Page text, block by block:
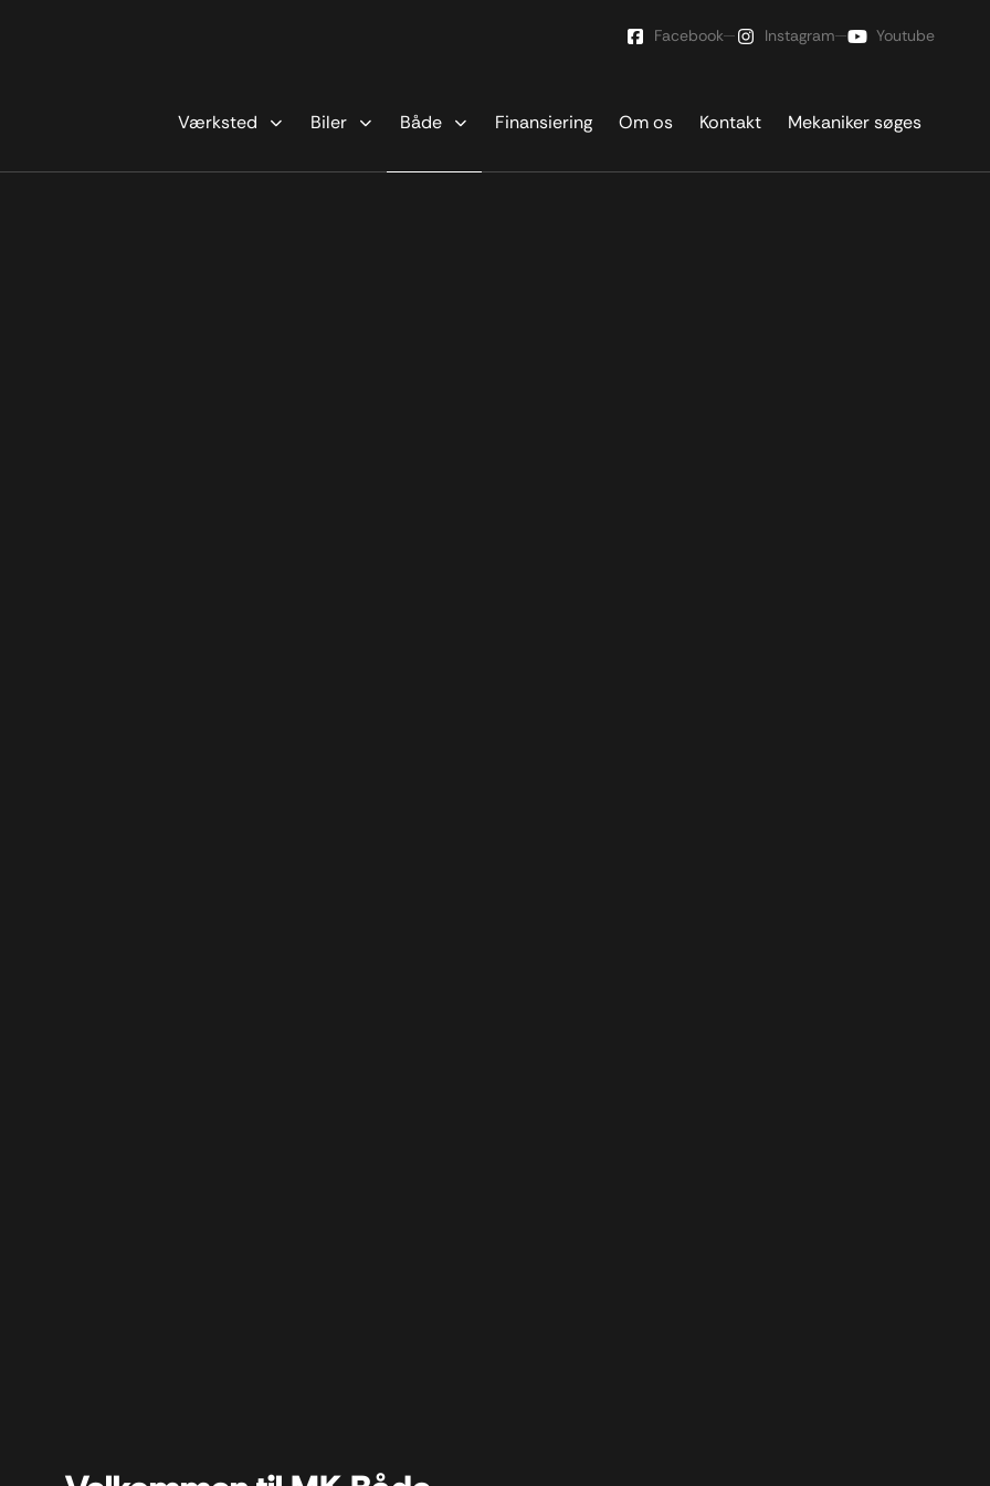
Facebook Instagram Youtube
Værksted Biler Både Finansiering Om os Kontakt Mekaniker søges